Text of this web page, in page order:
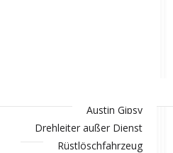
Austin Gipsy
Drehleiter außer Dienst
Rüstlöschfahrzeug